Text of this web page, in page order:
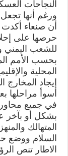
النجاحات
ورغم أنها
أن صنعاء أكدت
حرصها على
للشعب اليمني
بحسب الأمم
المحلية
إيجاد المخارج
أسوأ مراحلها
في جميع محاور
بشكل أو بآخر
المتهالك
السلام ووضع
الاطار تنص